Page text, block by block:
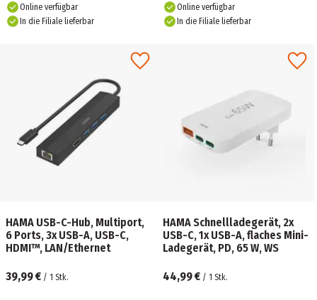
Online verfügbar
In die Filiale lieferbar
Online verfügbar
In die Filiale lieferbar
HAMA USB-C-Hub, Multiport,
6 Ports, 3x USB-A, USB-C,
HDMI™, LAN/Ethernet
39,99 € / 1 Stk.
HAMA Schnellladegerät, 2x
USB-C, 1x USB-A, flaches Mini-
Ladegerät, PD, 65 W, WS
44,99 € / 1 Stk.